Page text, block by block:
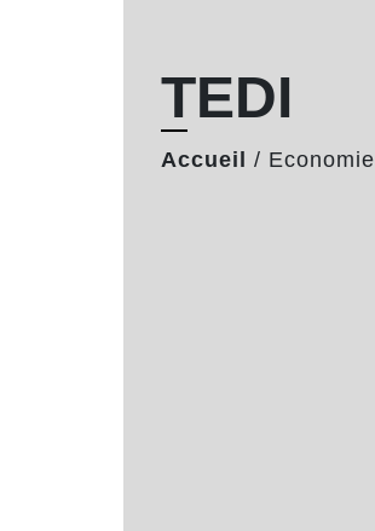
TEDI
Accueil / Economie